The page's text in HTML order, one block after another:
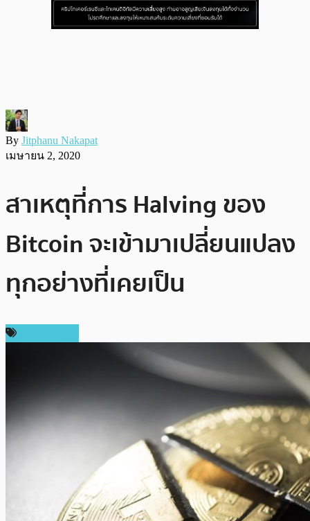
By Jitphanu Nakapat
เมษายน 2, 2020
สาเหตุที่การ Halving ของ
Bitcoin จะเข้ามาเปลี่ยนแปลง
ทุกอย่างที่เคยเป็น